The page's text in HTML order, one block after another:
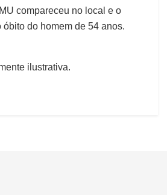
compareceu no local e o
óbito do homem de 54 anos.
ilustrativa.